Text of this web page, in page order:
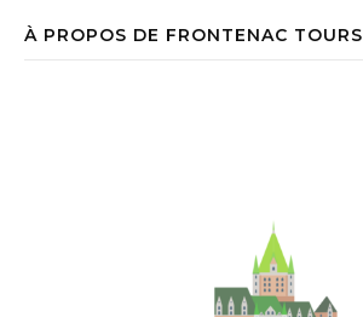
À PROPOS DE FRONTENAC TOURS